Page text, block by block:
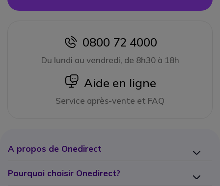
icon
0800 72 4000
Du lundi au vendredi, de 8h30 à 18h
icon
Aide en ligne
Service après-vente et FAQ
A propos de Onedirect
Pourquoi choisir Onedirect?